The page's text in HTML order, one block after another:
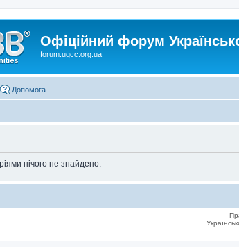
Офіційний форум
forum.ugcc.org.ua
Допомога
нічого не знайдено.